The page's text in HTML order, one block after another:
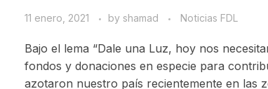
11 enero, 2021 by shamad Noticias FDL
Bajo el lema “Dale una Luz, hoy nos
fondos y donaciones en especie para
azotaron nuestro país recientemente en las